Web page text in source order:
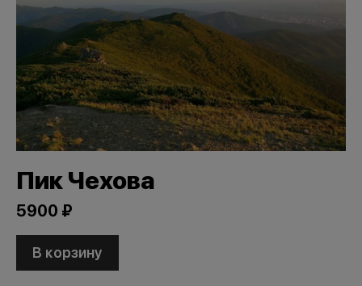
Пик Чехова
5900 ₽
В корзину